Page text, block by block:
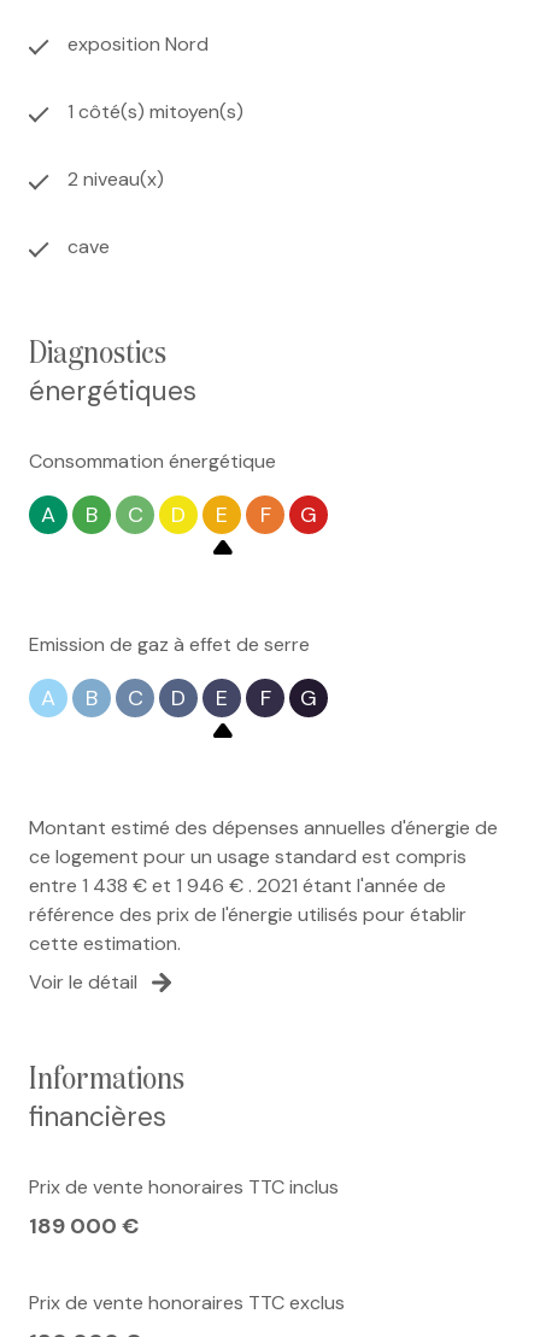
exposition Nord
1 côté(s) mitoyen(s)
2 niveau(x)
cave
diagnostics
énergétiques
Consommation énergétique
A B C D E F G
Emission de gaz à effet de serre
A B C D E F G
Montant estimé des dépenses annuelles d'énergie de
ce logement pour un usage standard est compris
entre 1 438 € et 1 946 € . 2021 étant l'année de
référence des prix de l'énergie utilisés pour établir
cette estimation.
Voir le détail
informations
financières
Prix de vente honoraires TTC inclus
189 000 €
Prix de vente honoraires TTC exclus